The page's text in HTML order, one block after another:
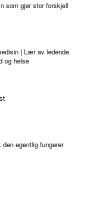
som gjør stor forskjell
| Lær av ledende
og helse
egentlig fungerer